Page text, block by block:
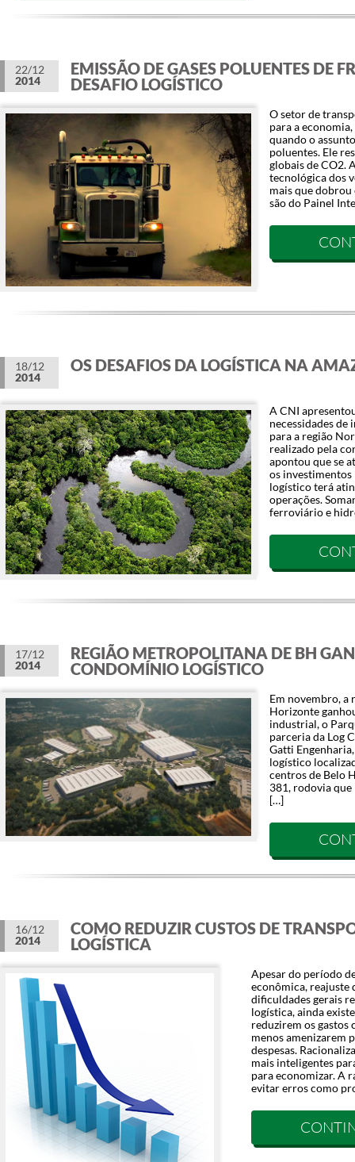
22/12
2014
EMISSÃO DE GASES POLUENTES DE
DESAFIO LOGÍSTICO
O setor de
para a
quando o
poluentes. Ele
globais de CO2.
tecnológica dos
mais que dobrou
são do Painel
18/12
2014
OS DESAFIOS DA LOGÍSTICA NA
A CNI
necessidades
para a região
realizado pela
apontou que se
os investimentos
logístico terá
operações.
ferroviário e
17/12
2014
REGIÃO METROPOLITANA DE BH
CONDOMÍNIO LOGÍSTICO
Em novembro, a
Horizonte
industrial, o
parceria da Log
Gatti
logístico
centros de Belo
381, rodovia que
[…]
16/12
2014
COMO REDUZIR CUSTOS DE
LOGÍSTICA
Apesar do período
econômica, reajuste
dificuldades gerais
logística, ainda
reduzirem os gastos
menos amenizarem
despesas.
mais inteligentes
para economizar. A
evitar erros como